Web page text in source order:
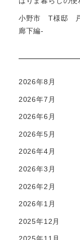
小野市 T様邸 戸
廊下編-
2026年8月
2026年7月
2026年6月
2026年5月
2026年4月
2026年3月
2026年2月
2026年1月
2025年12月